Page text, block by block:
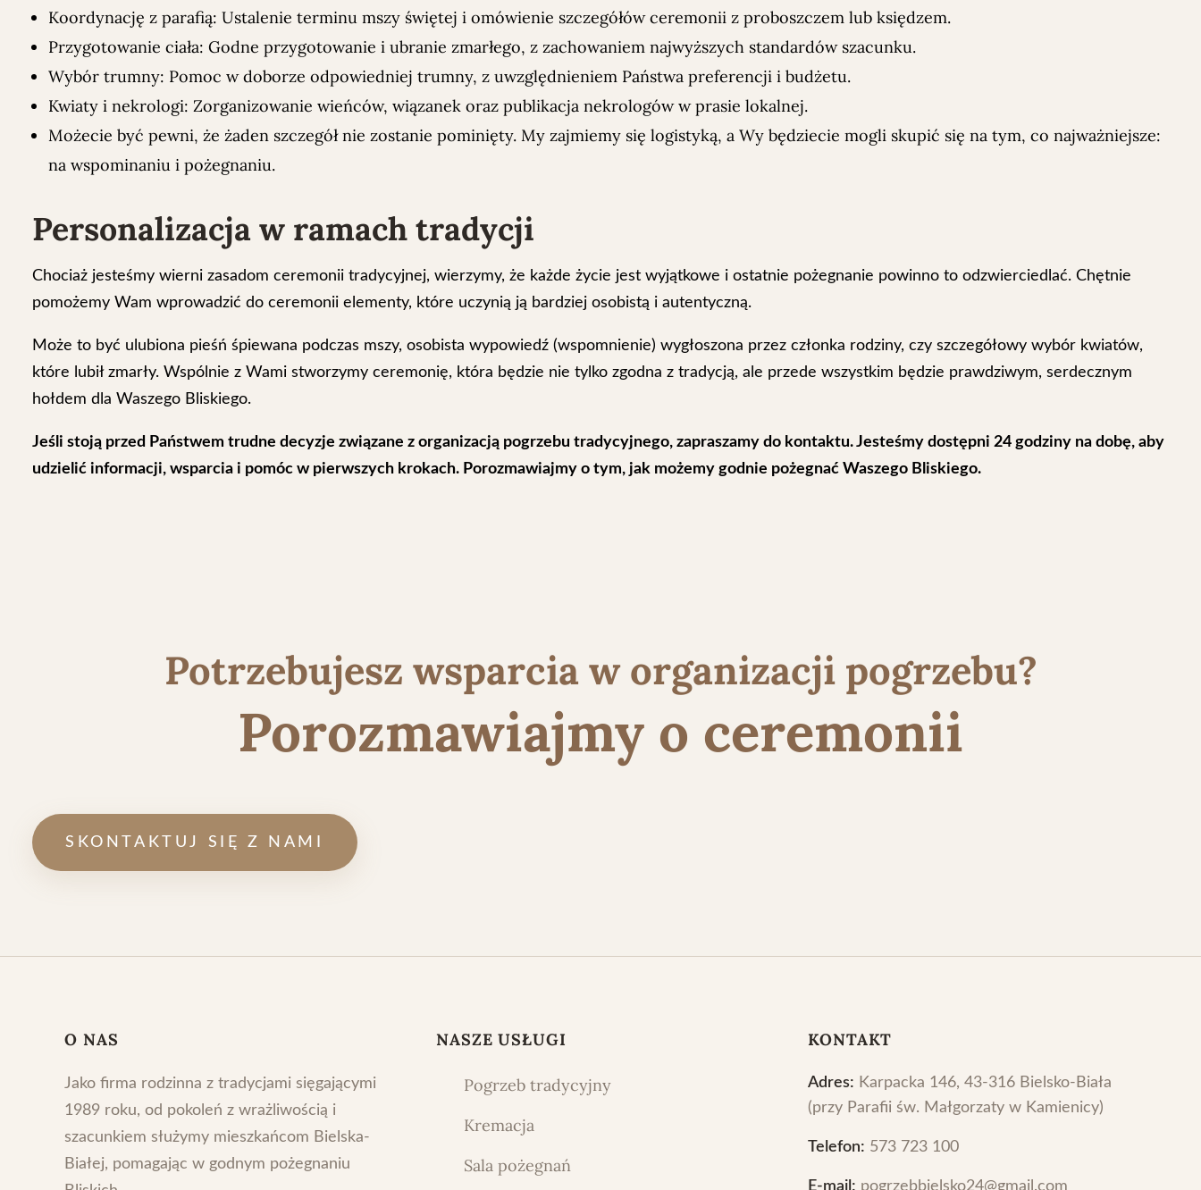
Koordynację z parafią: Ustalenie terminu mszy świętej i omówienie szczegółów ceremonii z proboszczem lub księdzem.
Przygotowanie ciała: Godne przygotowanie i ubranie zmarłego, z zachowaniem najwyższych standardów szacunku.
Wybór trumny: Pomoc w doborze odpowiedniej trumny, z uwzględnieniem Państwa preferencji i budżetu.
Kwiaty i nekrologi: Zorganizowanie wieńców, wiązanek oraz publikacja nekrologów w prasie lokalnej.
Możecie być pewni, że żaden szczegół nie zostanie pominięty. My zajmiemy się logistyką, a Wy będziecie mogli skupić się na tym, co najważniejsze:
na wspominaniu i pożegnaniu.
Personalizacja w ramach tradycji
Chociaż jesteśmy wierni zasadom ceremonii tradycyjnej, wierzymy, że każde życie jest wyjątkowe i ostatnie pożegnanie powinno to odzwierciedlać. Chętnie
pomożemy Wam wprowadzić do ceremonii elementy, które uczynią ją bardziej osobistą i autentyczną.
Może to być ulubiona pieśń śpiewana podczas mszy, osobista wypowiedź (wspomnienie) wygłoszona przez członka rodziny, czy szczegółowy wybór kwiatów,
które lubił zmarły. Wspólnie z Wami stworzymy ceremonię, która będzie nie tylko zgodna z tradycją, ale przede wszystkim będzie prawdziwym, serdecznym
hołdem dla Waszego Bliskiego.
Jeśli stoją przed Państwem trudne decyzje związane z organizacją pogrzebu tradycyjnego, zapraszamy do kontaktu. Jesteśmy dostępni 24 godziny na dobę, aby
udzielić informacji, wsparcia i pomóc w pierwszych krokach. Porozmawiajmy o tym, jak możemy godnie pożegnać Waszego Bliskiego.
Potrzebujesz wsparcia w organizacji pogrzebu?
Porozmawiajmy o ceremonii
SKONTAKTUJ SIĘ Z NAMI
O NAS
Jako firma rodzinna z tradycjami sięgającymi
1989 roku, od pokoleń z wrażliwością i
szacunkiem służymy mieszkańcom Bielska-
Białej, pomagając w godnym pożegnaniu
NASZE USŁUGI
Pogrzeb tradycyjny
Kremacja
Sala pożegnań
KONTAKT
Adres: Karpacka 146, 43-316 Bielsko-Biała
(przy Parafii św. Małgorzaty w Kamienicy)
Telefon: 573 723 100
E-mail: pogrzebbielsko24@gmail.com